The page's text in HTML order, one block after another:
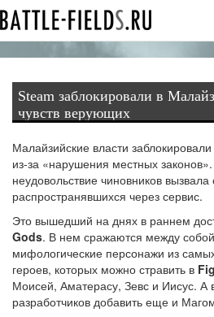
Steam заблокировали в
чувств верующих
Малайзийские власти
из-за «нарушения местных
неудовольствие чиновников вызвала
распространявшихся через сервис.
Это вышедший на днях в раннем
Gods. В нем сражаются между
мифологические персонажи из
героев, которых можно стравить в
Моисей, Аматерасу, Зевс и Иисус. А
разработчиков добавить еще и